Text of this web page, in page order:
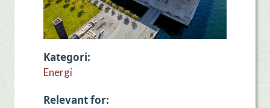
Kategori
Energi
Relevant for